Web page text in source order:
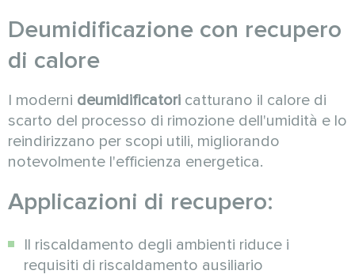
Deumidificazione con recupero
di calore
I moderni deumidificatori catturano il calore di
scarto del processo di rimozione dell'umidità e lo
reindirizzano per scopi utili, migliorando
notevolmente l'efficienza energetica.
Applicazioni di recupero:
Il riscaldamento degli ambienti riduce i
requisiti di riscaldamento ausiliario